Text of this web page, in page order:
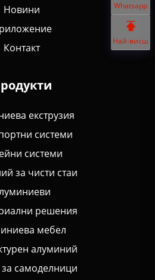
Whatsapp
Най-висш
Новини
Контакт
екструзия
системи
системи
за чисти стаи
решения
мебел
алуминий
самоделници